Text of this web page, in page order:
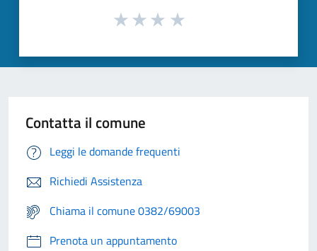
Contatta il comune
Leggi le domande frequenti
Richiedi Assistenza
Chiama il comune 0382/69003
Prenota un appuntamento